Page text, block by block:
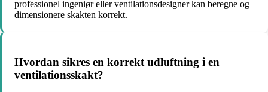
professionel ingeniør eller ventilationsdesigner kan beregne og
dimensionere skakten korrekt.
Hvordan sikres en korrekt udluftning i en
ventilationsskakt?